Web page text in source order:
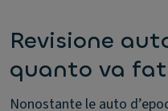
Revisione
quanto va
Nonostante le auto